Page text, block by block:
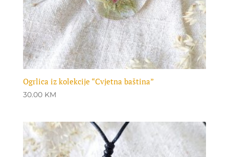
Ogrlica iz kolekcije “Cvjetna baština”
30.00 KM